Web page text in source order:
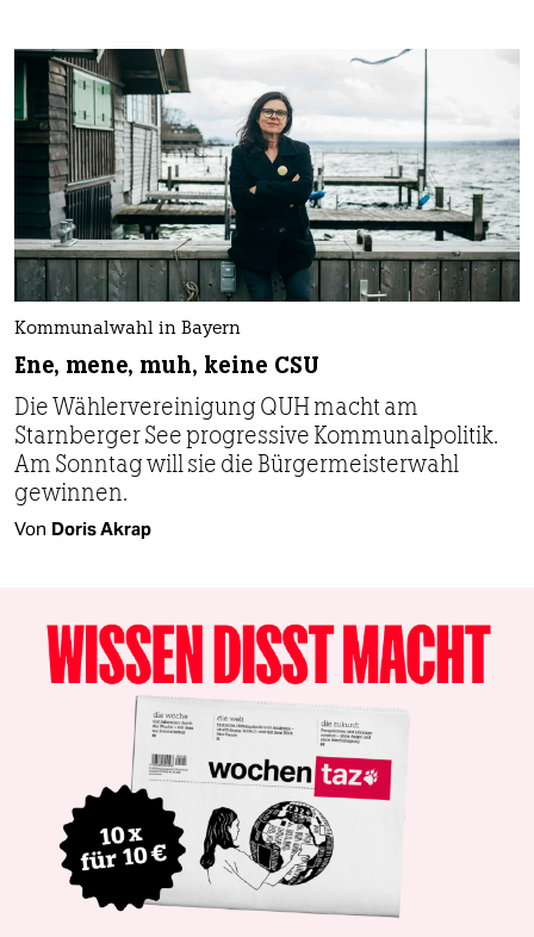
Kommunalwahl in Bayern
Ene, mene, muh, keine CSU
Die Wählervereinigung QUH macht am
Starnberger See progressive Kommunalpolitik.
Am Sonntag will sie die Bürgermeisterwahl
gewinnen.
Von Doris Akrap